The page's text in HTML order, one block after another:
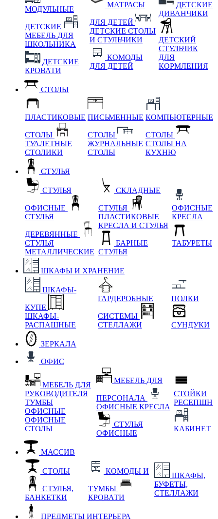
МОДУЛЬНЫЕ
ДЕТСКИЕ
МЕБЕЛЬ ДЛЯ
ШКОЛЬНИКА
ДЕТСКИЕ
КРОВАТИ
МАТРАСЫ
ДЛЯ ДЕТЕЙ
ДЕТСКИЕ СТОЛЫ
И СТУЛЬЧИКИ
КОМОДЫ
ДЛЯ ДЕТЕЙ
ДЕТСКИЕ
ДИВАНЧИКИ
ДЕТСКИЙ
СТУЛЬЧИК
ДЛЯ
КОРМЛЕНИЯ
СТОЛЫ
ПЛАСТИКОВЫЕ
СТОЛЫ
ТУАЛЕТНЫЕ
СТОЛИКИ
ПИСЬМЕННЫЕ
СТОЛЫ
ЖУРНАЛЬНЫЕ
СТОЛЫ
КОМПЬЮТЕРНЫЕ
СТОЛЫ
СТОЛЫ НА
КУХНЮ
СТУЛЬЯ
СТУЛЬЯ
ОФИСНЫЕ
СТУЛЬЯ
ДЕРЕВЯННЫЕ
СТУЛЬЯ
МЕТАЛЛИЧЕСКИЕ
СКЛАДНЫЕ
СТУЛЬЯ
ПЛАСТИКОВЫЕ
КРЕСЛА И СТУЛЬЯ
БАРНЫЕ
СТУЛЬЯ
ОФИСНЫЕ
КРЕСЛА
ТАБУРЕТЫ
ШКАФЫ И ХРАНЕНИЕ
ШКАФЫ-
КУПЕ
ШКАФЫ-
РАСПАШНЫЕ
ГАРДЕРОБНЫЕ
СИСТЕМЫ
СТЕЛЛАЖИ
ПОЛКИ
СУНДУКИ
ЗЕРКАЛА
ОФИС
МЕБЕЛЬ ДЛЯ
РУКОВОДИТЕЛЯ
ТУМБЫ
ОФИСНЫЕ
ОФИСНЫЕ
СТОЛЫ
МЕБЕЛЬ ДЛЯ
ПЕРСОНАЛА
ОФИСНЫЕ КРЕСЛА
СТУЛЬЯ
ОФИСНЫЕ
СТОЙКИ
РЕСЕПШН
КАБИНЕТ
МАССИВ
СТОЛЫ
СТУЛЬЯ,
БАНКЕТКИ
КОМОДЫ И
ТУМБЫ
КРОВАТИ
ШКАФЫ,
БУФЕТЫ,
СТЕЛЛАЖИ
ПРЕДМЕТЫ ИНТЕРЬЕРА